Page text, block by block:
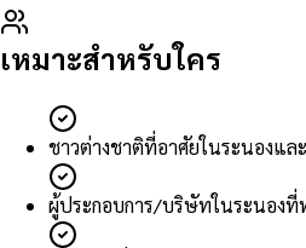
เหมาะสำหรับใคร
ชาวต่างชาติที่อาศัยในระนองแล
ผู้ประกอบการ/บริษัทในระนองที่